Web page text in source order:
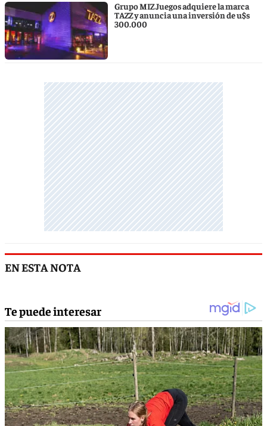
Grupo MIZ Juegos adquiere la marca
TAZZ y anuncia una inversión de u$s
300.000
EN ESTA NOTA